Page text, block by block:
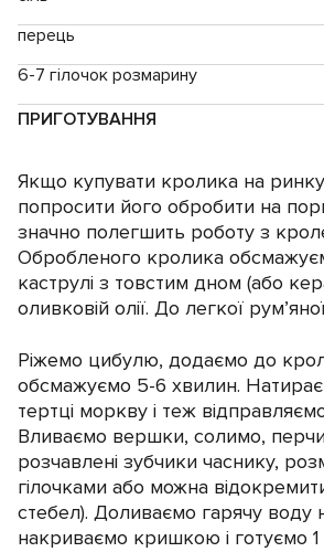
перець
6-7 гілочок розмарину
ПРИГОТУВАННЯ
Якщо купувати кролика на
попросити його обробити на
значно полегшить роботу з
Обробленого кролика
каструлі з товстим дном (або
оливковій олії. До легкої
Ріжемо цибулю, додаємо до
обсмажуємо 5-6 хвилин.
тертці моркву і теж
Вливаємо вершки, солимо,
розчавлені зубчики часнику,
гілочками або можна
стебел). Доливаємо гарячу воду
накриваємо кришкою і готуємо 1